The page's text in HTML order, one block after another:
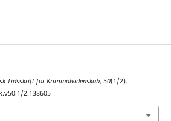
Tidsskrift for Kriminalvidenskab, 50(1/2).
2.138605